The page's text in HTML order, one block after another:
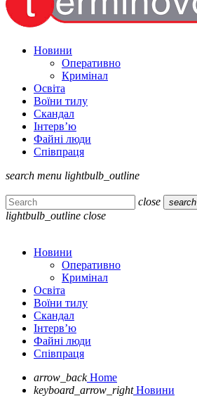
Новини
Оперативно
Кримінал
Освіта
Воїни тилу
Скандал
Інтерв’ю
Файні люди
Співпраця
search menu lightbulb_outline
close search
lightbulb_outline close
Новини
Оперативно
Кримінал
Освіта
Воїни тилу
Скандал
Інтерв’ю
Файні люди
Співпраця
arrow_back Home
keyboard_arrow_right Новини